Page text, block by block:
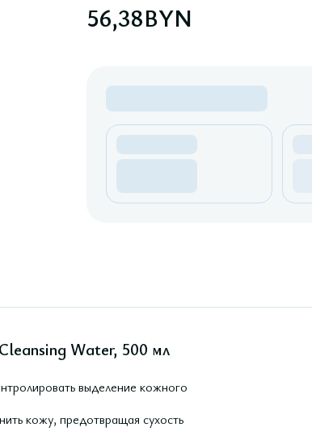
56,38BYN
Water, 500 мл
выделение кожного
кожу, предотвращая сухость